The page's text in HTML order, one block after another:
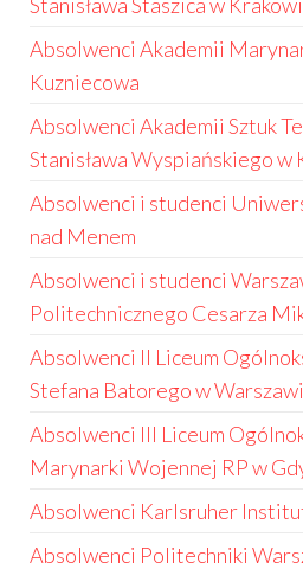
Absolwenci Akademii
Kuzniecowa
Absolwenci Akademii Sztuk
Stanisława Wyspiańskiego w
Absolwenci i studenci
nad Menem
Absolwenci i studenci
Politechnicznego Cesarza
Absolwenci II Liceum
Stefana Batorego w
Absolwenci III Liceum
Marynarki Wojennej RP w
Absolwenci Karlsruher
Absolwenci Politechniki